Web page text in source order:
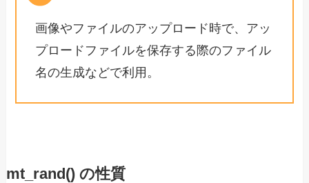
画像やファイルのアップロード時で、アッ
プロードファイルを保存する際のファイル
名の生成などで利用。
mt_rand() の性質